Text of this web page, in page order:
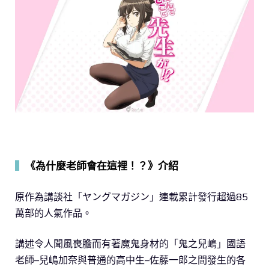
《為什麼老師會在這裡！？》介紹
原作為講談社「ヤングマガジン」連載累計發行超過85
萬部的人氣作品。
講述令人聞風喪膽而有著魔鬼身材的「鬼之兒嶋」國語
老師–兒嶋加奈與普通的高中生–佐藤一郎之間發生的各